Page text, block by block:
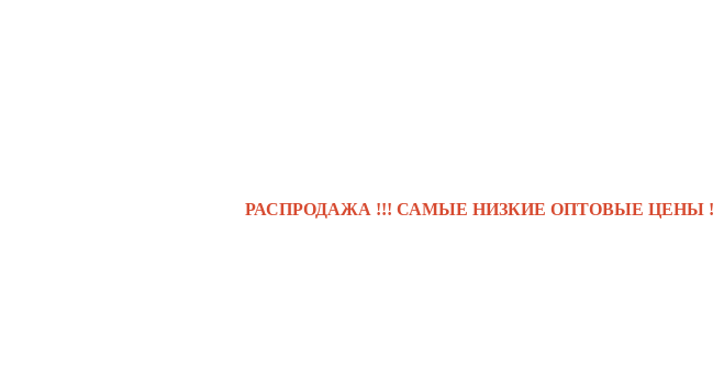
РАСПРОДАЖА !!! САМЫЕ НИЗКИЕ ОПТОВЫЕ ЦЕНЫ !!! .